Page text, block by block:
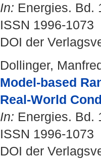
In: Energies. Bd.
ISSN 1996-1073
DOI der
Dollinger,
Model-based
Real-World
In: Energies. Bd.
ISSN 1996-1073
DOI der